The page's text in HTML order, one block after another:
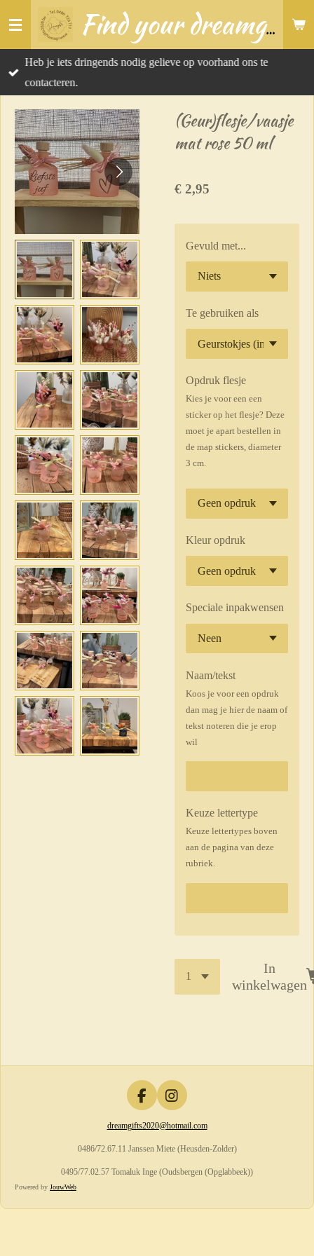
Ga
naar
de
hoofdinhoud
Find your dreamgift
Heb je iets dringends nodig gelieve op voorhand ons te
contacteren.
(Geur)flesje/vaasje
mat rose 50 ml
€ 2,95
Gevuld met...
Te gebruiken als
Opdruk flesje
Kies je voor een een
sticker op het flesje? Deze
moet je apart bestellen in
de map stickers, diameter
3 cm.
Kleur opdruk
Speciale inpakwensen
Naam/tekst
Koos je voor een opdruk
dan mag je hier de naam of
tekst noteren die je erop
wil
Keuze lettertype
Keuze lettertypes boven
aan de pagina van deze
rubriek.
In
winkelwagen
F
a
c
b
o
I
n
s
a
g
m
dreamgifts2020@hotmail.com
0486/72.67.11 Janssen Miete (Heusden-Zolder)
0495/77.02.57 Tomaluk Inge (Oudsbergen (Opglabbeek))
Powered by JouwWeb